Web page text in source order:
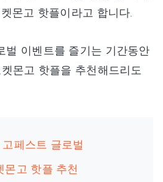
몬고 핫플이라고 합니다.
벌 이벤트를 즐기는 기간동안
몬고 핫플을 추천해드리도
페스트 글로벌
몬고 핫플 추천